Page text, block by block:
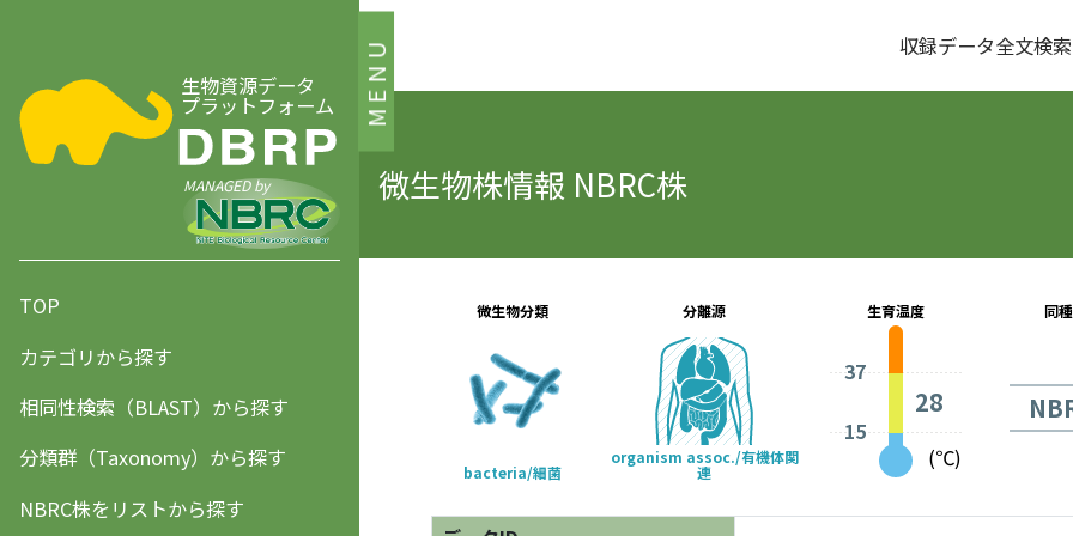
MENU
生物資源データ
プラットフォーム
MANAGED by
TOP
カテゴリから探す
相同性検索（BLAST）から探す
分類群（Taxonomy）から探す
NBRC株をリストから探す
収録データ全文検索
微生物株情報 NBRC株